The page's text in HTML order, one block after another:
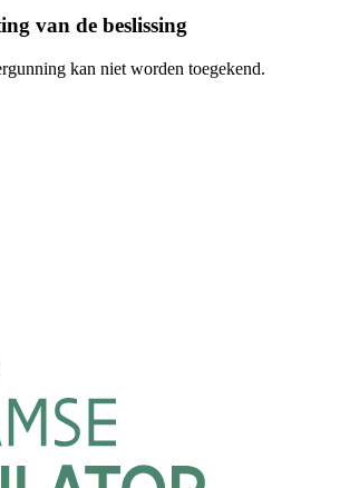
van de beslissing
kan niet worden toegekend.